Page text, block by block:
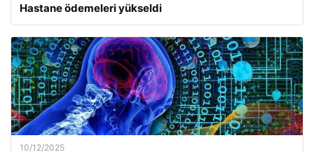
Hastane ödemeleri yükseldi
10/12/2025